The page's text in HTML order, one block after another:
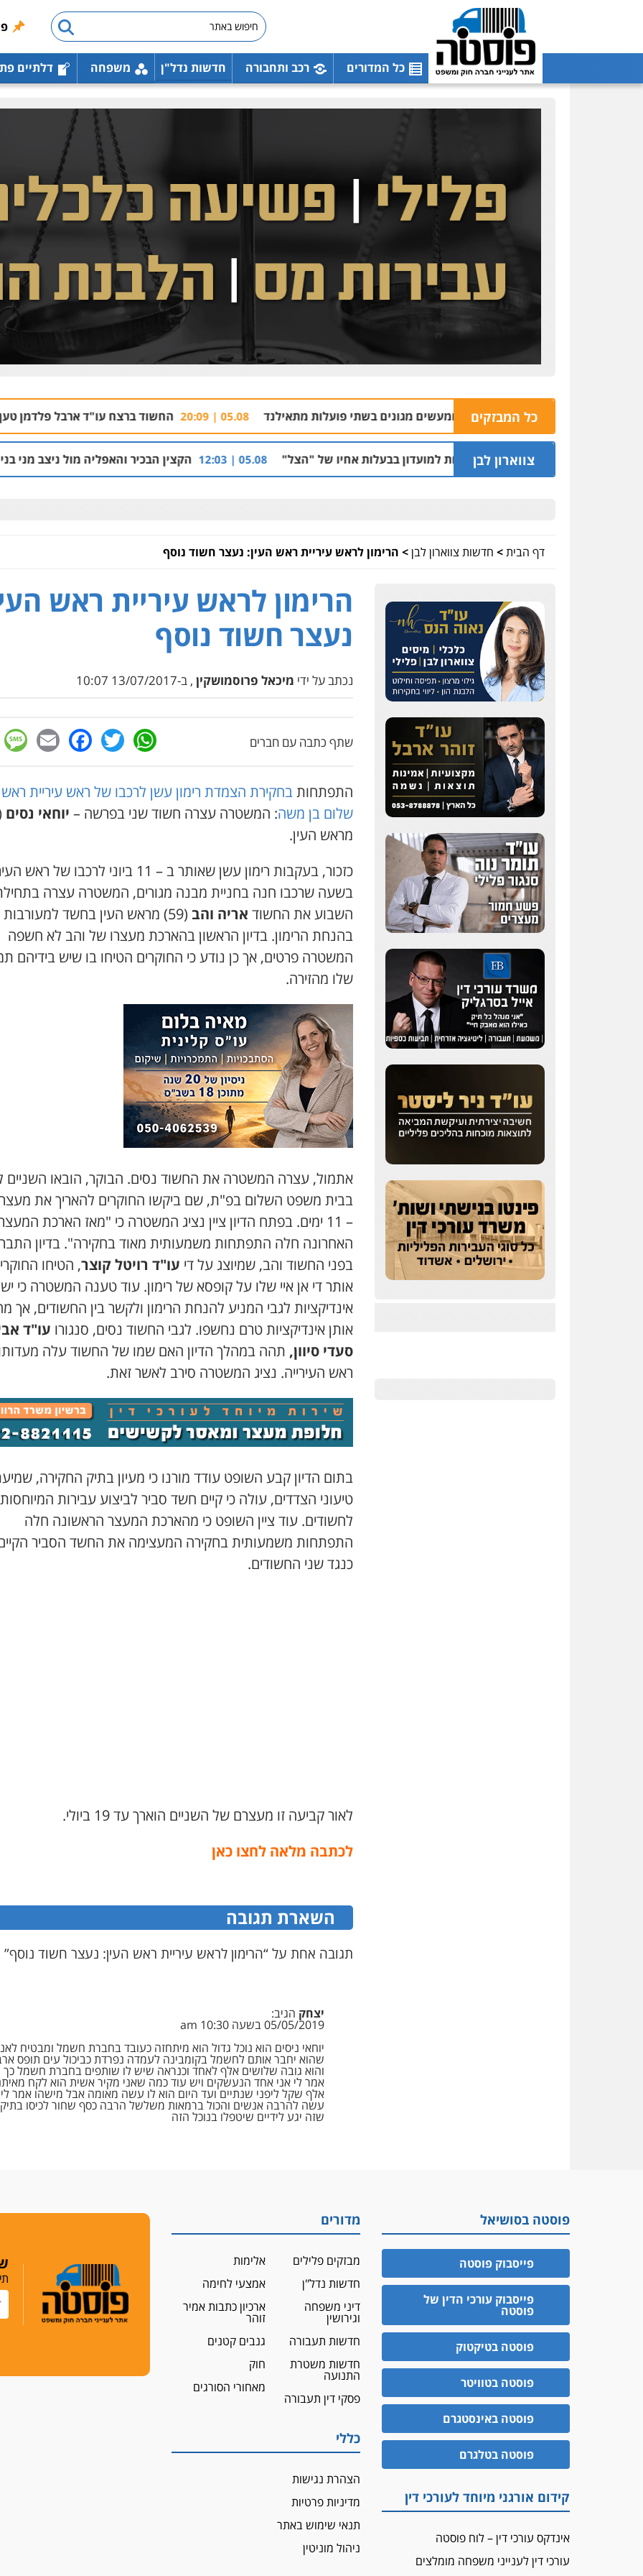
כל המדורים רכב ותחבורה חדשות נדל"ן משפחה דלתיים
כל המבזקים
נאשם בהתעללות ומעשים מגונים בשתי פועלות מתאילנד 05.08 | 20:09 החשוד ברצח עו"ד ארבל פלדמן טען לרקע
צווארון לבן
נחקרו בחשד למתן הקלות למועדון בבעלות אחיו של "הצל" 05.08 | 12:03 הקצין הבכיר והאפליה מול ניצב מני בנימין בתיק
דף הבית> חדשות צווארון לבן> הרימון לראש עיריית ראש העין: נעצר חשוד נוסף
הרימון לראש עיריית ראש
נעצר חשוד נוסף
נכתב על ידי מיכאל פרוסמושקין , ב-13/07/2017 10:07
שתף כתבה עם חברים WhatsApp
Twitter
התפתחותבחקירת הצמדת רימון עשן לרכבו של ראש עיריית ראש
שלום בן משה: המשטרה עצרה חשוד שני בפרשה – יוחאי נסים
מראש העין.
כזכור, בעקבות רימון עשן שאותר ב – 11 ביוני לרכבו של
בשעה שרכבו חנה בחניית מבנה מגורים, המשטרה עצרה
השבוע את החשוד אריה והב
(59) מראש העין בחשד למעורבות
בהנחת הרימון. בדיון הראשון בהארכת מעצרו של והב לא חשפה
המשטרה פרטים, אך כן נודע כי החוקרים הטיחו בו שיש בידיהם
שלו מהזירה.
אתמול, עצרה המשטרה את החשוד נסים. הבוקר, הובאו השניים
בבית משפט השלום בפ"ת, שם ביקשו החוקרים להאריך את
– 11 ימים. בפתח הדיון ציין נציג המשטרה כי "מאז הארכת
האחרונה חלה התפתחות משמעותית מאוד בחקירה". בדיון
בפני החשוד והב, שמיוצג על די עו"ד רויטל קוצר, הטיחו
אותר די אן איי שלו על קופסא של רימון. עוד טענה המשטרה כי
אינדיקציות לגבי המניע להנחת הרימון ולקשר בין החשודים, אך
אותן אינדיקציות טרם נחשפו. לגבי החשוד נסים, סנגורו עו"ד
סעדי סיוון, תהה במהלך הדיון האם שמו של החשוד עלה
ראש העירייה. נציג המשטרה סירב לאשר זאת.
בתום הדיון קבע השופט עודד מורנו כי מעיון בתיק החקירה,
טיעוני הצדדים, עולה כי קיים חשד סביר לביצוע עבירות המיוחסות
לחשודים. עוד ציין השופט כי מהארכת המעצר הראשונה חלה
התפתחות משמעותית בחקירה המעצימה את החשד הסביר
כנגד שני החשודים.
לאור קביעה זו מעצרם של השניים הוארך עד 19 ביולי.
לכתבה מלאה לחצו כאן
השארת תגובה
תגובה אחת על “הרימון לראש עיריית ראש העין: נעצר חשוד נוסף”
יצחק הגיב:
05/05/2019 בשעה 10:30 am
יוחאי ניסים הוא נוכל גדול הוא מיתחזה כעובד בחברת חשמל ומבטיח
שהוא יחבר אותם לחשמל בקומבינה לעמדה נפרדת כביכול עים תופס
והוא גובה שלושים אלף לאחד וכנראה שיש לו שותפים בחברת חשמל כך
אמר לי אני אחד הנעשקים ויש עוד כמה שאני מקיר אשית הוא לקח
אלף שקל ליפני שנתיים ועד היום הוא לו עשה מאומה אבל מישהו אמר
עשה להרבה אנשים והכול ברמאות משלשל הרבה כסף שחור לכיסו
שזה יגע לידיים שיטפלו בנוכל הזה
פוסטה בסושיאל
פייסבוק פוסטה
פייסבוק עורכי הדין של
פוסטה
פוסטה בטיקטוק
פוסטה בטוויטר
פוסטה באינסטגרם
פוסטה בטלגרם
קידום אורגני מיוחד לעורכי דין
אינדקס עורכי דין – לוח פוסטה
עורכי דין לענייני משפחה מומלצים
מדורים
מבזקים פלילים
חדשות נדל"ן
דיני משפחה
וגירושין
חדשות תעבורה
חדשות משטרת
התנועה
פסקי דין תעבורה
אלימות
אמצעי לחימה
ארכיון כתבות אמיר
זוהר
גנבים קטנים
חוק
מאחורי הסורגים
כללי
הצהרת נגישות
מדיניות פרטיות
תנאי שימוש באתר
ניהול מוניטין